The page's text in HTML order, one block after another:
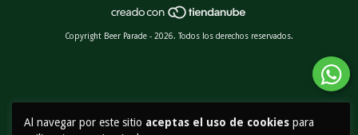
Al navegar por este sitio aceptas el uso de cookies para
Copyright Beer Parade - 2026. Todos los derechos reservados.